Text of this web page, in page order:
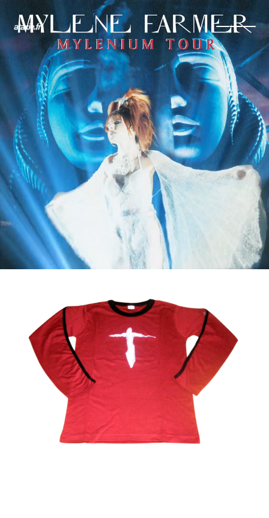
← Retour
Ajouter à ma collection Ajouter à ma wishlist
Comparer cet objet Voir ma collection